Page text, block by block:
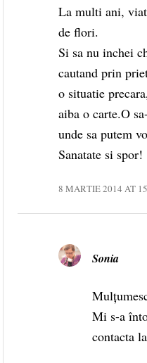
La multi ani,
de flori.
Si sa nu inchei
cautand prin
o situatie
aiba o carte.O
unde sa putem
Sanatate si spor!
8 MARTIE 2014 AT
Sonia
Mi s-a
contacta